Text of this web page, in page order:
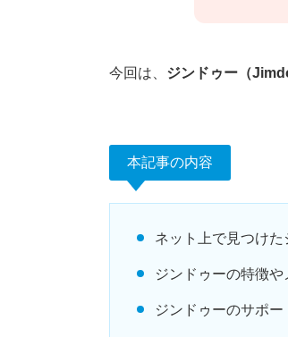
今回は、 ジンドゥー（
本記事の内容
ネット上で見つけた
ジンドゥーの特徴
ジンドゥーのサポー